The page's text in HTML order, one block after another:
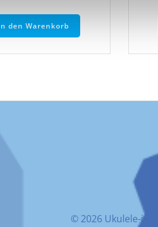
den Warenkorb
© 2026 Ukulele-in-